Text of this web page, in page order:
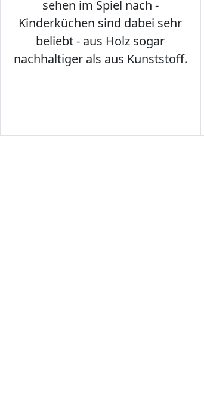
sehen im Spiel nach -
Kinderküchen sind dabei sehr
beliebt - aus Holz sogar
nachhaltiger als aus Kunststoff.